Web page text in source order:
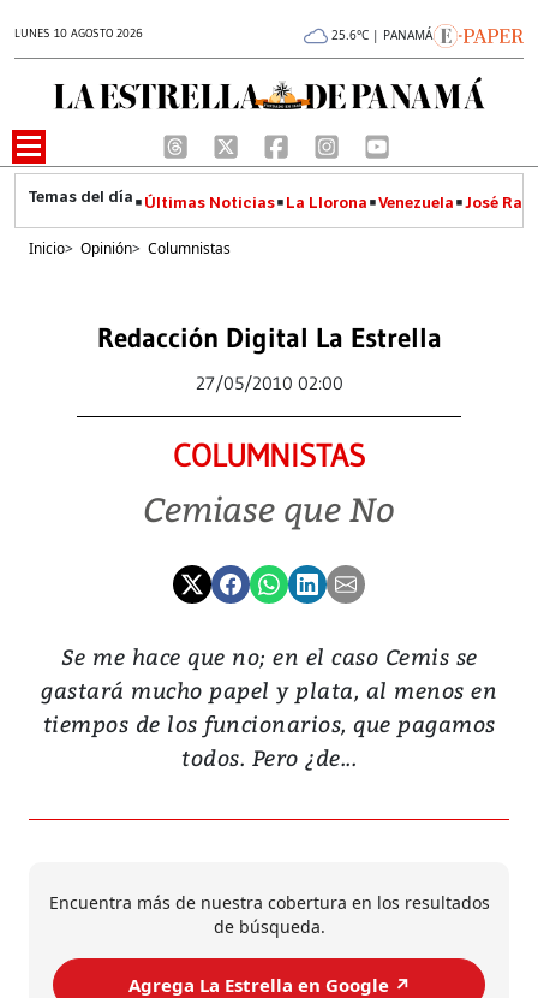
LUNES 10 AGOSTO 2026 25.6°C | PANAMÁ
Últimas Noticias La Llorona Venezuela José
Inicio> Opinión> Columnistas
Redacción Digital La Estrella
27/05/2010 02:00
COLUMNISTAS
Cemiase que No
Se me hace que no; en el caso Cemis se
gastará mucho papel y plata, al menos en
tiempos de los funcionarios, que pagamos
todos. Pero ¿de...
Encuentra más de nuestra cobertura en los resultados
de búsqueda.
Agrega La Estrella en Google ↗️